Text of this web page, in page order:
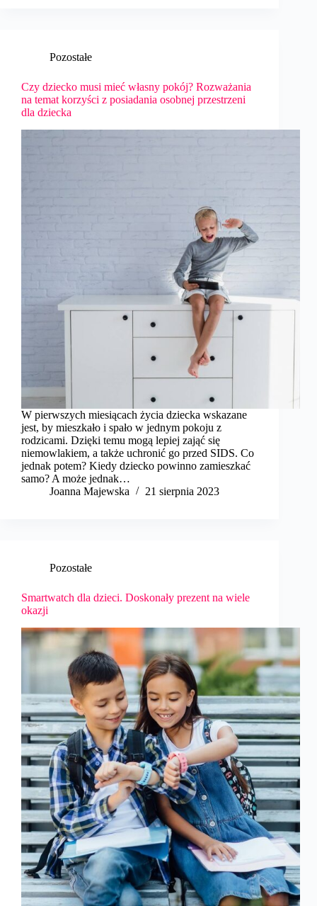
Pozostałe
Czy dziecko musi mieć własny pokój? Rozważania
na temat korzyści z posiadania osobnej przestrzeni
dla dziecka
W pierwszych miesiącach życia dziecka wskazane
jest, by mieszkało i spało w jednym pokoju z
rodzicami. Dzięki temu mogą lepiej zająć się
niemowlakiem, a także uchronić go przed SIDS. Co
jednak potem? Kiedy dziecko powinno zamieszkać
samo? A może jednak…
Joanna Majewska
21 sierpnia 2023
Pozostałe
Smartwatch dla dzieci. Doskonały prezent na wiele
okazji